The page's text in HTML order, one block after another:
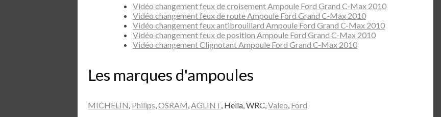
Vidéo changement feux de croisement Ampoule Ford Grand C-Max 2010
Vidéo changement feux de route Ampoule Ford Grand C-Max 2010
Vidéo changement feux antibrouillard Ampoule Ford Grand C-Max 2010
Vidéo changement feux de position Ampoule Ford Grand C-Max 2010
Vidéo changement Clignotant Ampoule Ford Grand C-Max 2010
Les marques d'ampoules
MICHELIN, Philips,OSRAM,AGLINT, Hella, WRC,Valeo, Ford